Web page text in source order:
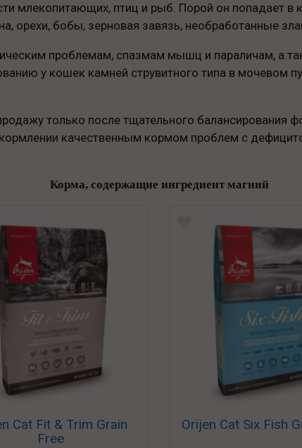
млекопитающих, птиц и рыб. Порой он попадает в
орехи, бобы, зерновая завязь, необработанные
проблемам, спазмам мышц и параличам, а
у кошек камней струвитного типа в мочевом
только после тщательного
качественным кормом проблем с
Корма, содержащие ингредиент магний
Cat Fit & Trim Grain
Free
Orijen Cat Six Fish